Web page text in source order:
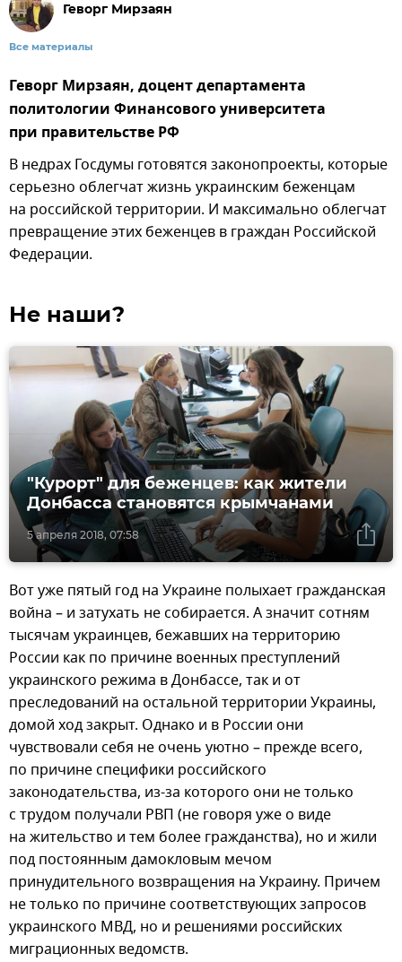
Геворг Мирзаян
Все материалы
Геворг Мирзаян, доцент департамента
политологии Финансового университета
при правительстве РФ
В недрах Госдумы готовятся законопроекты, которые
серьезно облегчат жизнь украинским беженцам
на российской территории. И максимально облегчат
превращение этих беженцев в граждан Российской
Федерации.
Не наши?
5 апреля 2018, 07:58
"Курорт" для беженцев: как жители
Донбасса становятся крымчанами
Вот уже пятый год на Украине полыхает гражданская
война – и затухать не собирается. А значит сотням
тысячам украинцев, бежавших на территорию
России как по причине военных преступлений
украинского режима в Донбассе, так и от
преследований на остальной территории Украины,
домой ход закрыт. Однако и в России они
чувствовали себя не очень уютно – прежде всего,
по причине специфики российского
законодательства, из-за которого они не только
с трудом получали РВП (не говоря уже о виде
на жительство и тем более гражданства), но и жили
под постоянным дамокловым мечом
принудительного возвращения на Украину. Причем
не только по причине соответствующих запросов
украинского МВД, но и решениями российских
миграционных ведомств.